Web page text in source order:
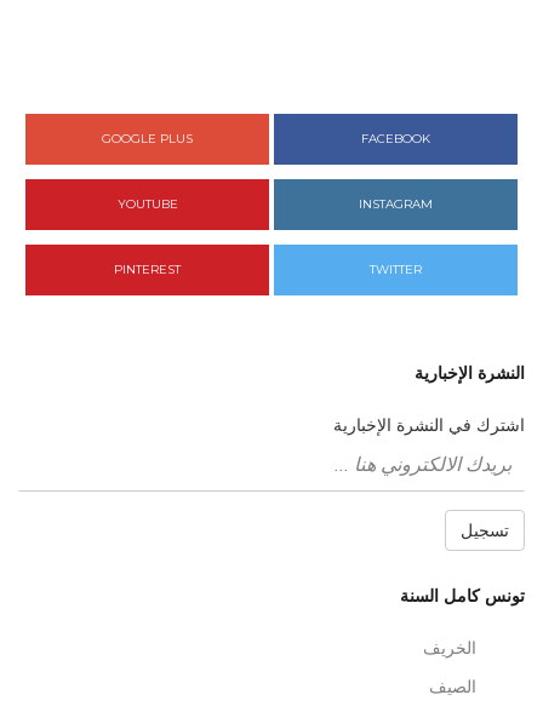
FACEBOOK
GOOGLE PLUS
INSTAGRAM
YOUTUBE
TWITTER
PINTEREST
النشرة الإخبارية
اشترك في النشرة الإخبارية
تسجيل
تونس كامل السنة
الخريف
الصيف